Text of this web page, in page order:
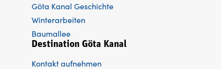
Göta Kanal Geschichte
Winterarbeiten
Baumallee
Destination Göta Kanal
Kontakt aufnehmen